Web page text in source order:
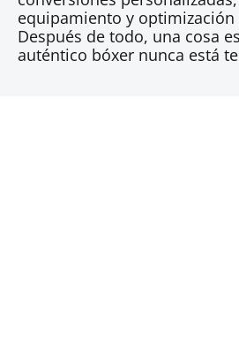
equipamiento y optimización
Después de todo, una cosa
auténtico bóxer nunca está